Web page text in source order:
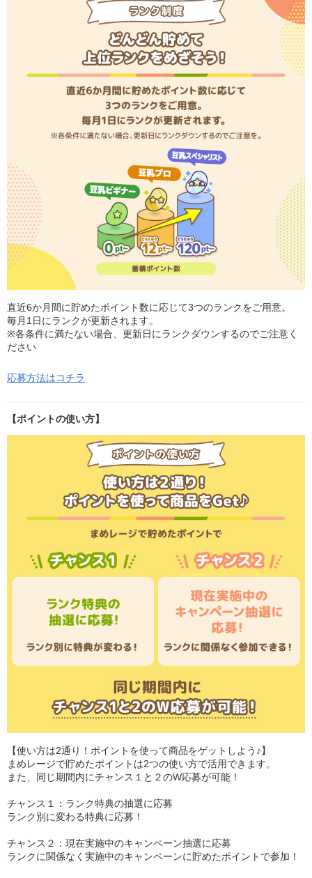
直近6か月間に貯めたポイント数に応じて3つのランクをご用意。
毎月1日にランクが更新されます。
※各条件に満たない場合、更新日にランクダウンするのでご注意く
ださい
応募方法はコチラ
【ポイントの使い方】
【使い方は2通り！ポイントを使って商品をゲットしよう♪】
まめレージで貯めたポイントは2つの使い方で活用できます。
また、同じ期間内にチャンス１と２のW応募が可能！
チャンス１：ランク特典の抽選に応募
ランク別に変わる特典に応募！
チャンス２：現在実施中のキャンペーン抽選に応募
ランクに関係なく実施中のキャンペーンに貯めたポイントで参加！